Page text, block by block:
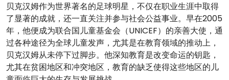
贝克汉姆作为世界著名的足球明星，不仅在职业生涯中取得
了显著的成就，还一直关注并参与社会公益事业。早在2005
年，他便成为联合国儿童基金会（UNICEF）的亲善大使，通
过各种途径为全球儿童发声，尤其是在教育领域的推动上，
贝克汉姆从未停下过脚步。他深知教育是改变命运的钥匙，
尤其在贫困地区和冲突地区，教育的缺乏使得这些地区的儿